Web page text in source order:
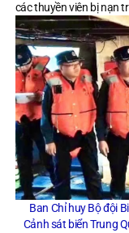
các thuyền viên bị nạn
Ban Chỉ huy Bộ đội
Cảnh sát biển Trung